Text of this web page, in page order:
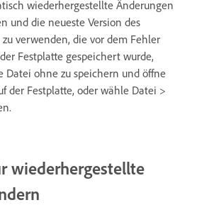
wiederhergestellte Änderungen
und die neueste Version des
zu verwenden, die vor dem Fehler
Festplatte gespeichert wurde,
Datei ohne zu speichern und öffne
der Festplatte, oder wähle Datei >
wiederhergestellte